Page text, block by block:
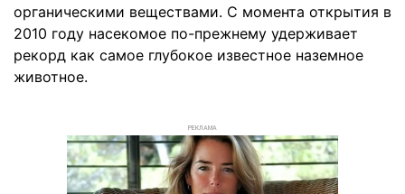
органическими веществами. С момента открытия в
2010 году насекомое по-прежнему удерживает
рекорд как самое глубокое известное наземное
животное.
РЕКЛАМА